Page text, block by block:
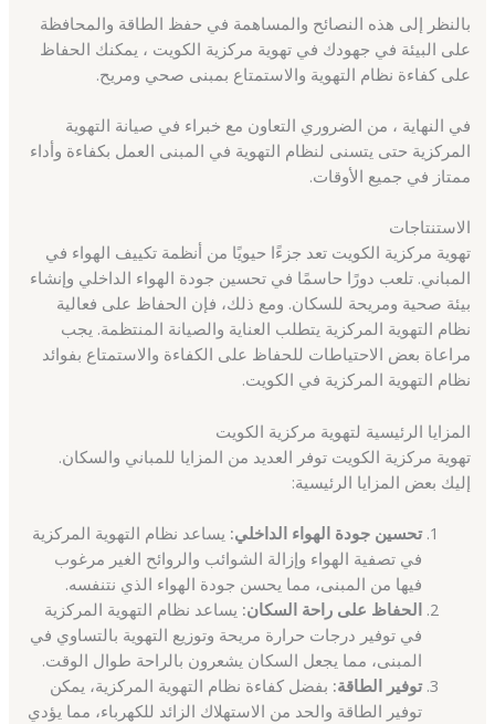
بالنظر إلى هذه النصائح والمساهمة في حفظ الطاقة والمحافظة
على البيئة في جهودك في تهوية مركزية الكويت ، يمكنك الحفاظ
على كفاءة نظام التهوية والاستمتاع بمبنى صحي ومريح.
في النهاية ، من الضروري التعاون مع خبراء في صيانة التهوية
المركزية حتى يتسنى لنظام التهوية في المبنى العمل بكفاءة وأداء
ممتاز في جميع الأوقات.
الاستنتاجات
تهوية مركزية الكويت تعد جزءًا حيويًا من أنظمة تكييف الهواء في
المباني. تلعب دورًا حاسمًا في تحسين جودة الهواء الداخلي وإنشاء
بيئة صحية ومريحة للسكان. ومع ذلك، فإن الحفاظ على فعالية
نظام التهوية المركزية يتطلب العناية والصيانة المنتظمة. يجب
مراعاة بعض الاحتياطات للحفاظ على الكفاءة والاستمتاع بفوائد
نظام التهوية المركزية في الكويت.
المزايا الرئيسية لتهوية مركزية الكويت
تهوية مركزية الكويت توفر العديد من المزايا للمباني والسكان.
إليك بعض المزايا الرئيسية:
تحسين جودة الهواء الداخلي: يساعد نظام التهوية المركزية
في تصفية الهواء وإزالة الشوائب والروائح الغير مرغوب
فيها من المبنى، مما يحسن جودة الهواء الذي نتنفسه.
الحفاظ على راحة السكان: يساعد نظام التهوية المركزية
في توفير درجات حرارة مريحة وتوزيع التهوية بالتساوي في
المبنى، مما يجعل السكان يشعرون بالراحة طوال الوقت.
توفير الطاقة: بفضل كفاءة نظام التهوية المركزية، يمكن
توفير الطاقة والحد من الاستهلاك الزائد للكهرباء، مما يؤدي